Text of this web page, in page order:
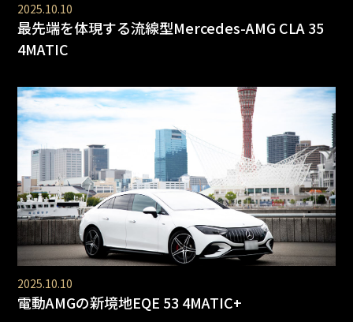
2025.10.10
最先端を体現する流線型Mercedes-AMG CLA 35
4MATIC
2025.10.10
電動AMGの新境地EQE 53 4MATIC+